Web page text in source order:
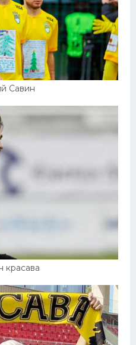
Савин
красава